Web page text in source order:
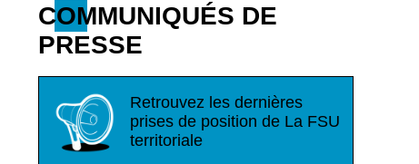
COMMUNIQUÉS DE
PRESSE
Retrouvez les dernières
prises de position de La FSU
territoriale